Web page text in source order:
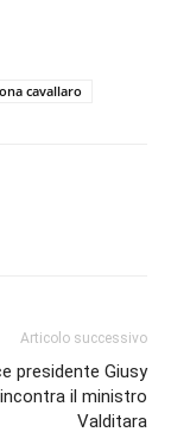
cavallaro
Articolo successivo
presidente Giusy
il ministro
Valditara